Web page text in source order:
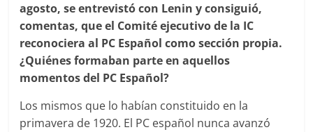
agosto, se entrevistó con Lenin y consiguió,
comentas, que el Comité ejecutivo de la IC
reconociera al PC Español como sección propia.
¿Quiénes formaban parte en aquellos
momentos del PC Español?
Los mismos que lo habían constituido en la
primavera de 1920. El PC español nunca avanzó